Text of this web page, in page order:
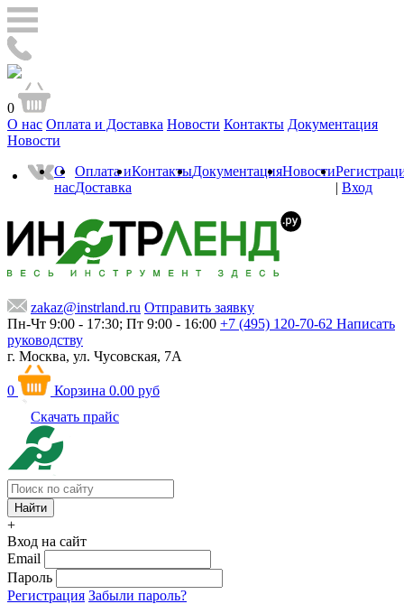
0
О нас Оплата и Доставка Новости Контакты Документация
Новости
О
нас
Оплата и
Доставка
КонтактыДокументацияНовости
| Вход
zakaz@instrland.ru Отправить заявку
Пн-Чт 9:00 - 17:30; Пт 9:00 - 16:00 +7 (495) 120-70-62 Написать
руководству
г. Москва, ул. Чусовская, 7А
0 Корзина 0.00 руб
Скачать прайс
+
Вход на сайт
Email
Пароль
Регистрация Забыли пароль?